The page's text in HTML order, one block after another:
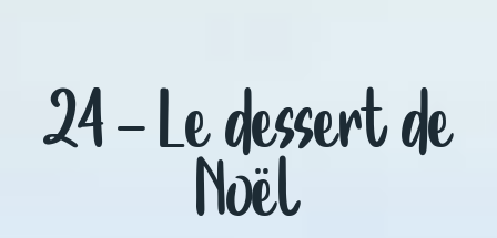
24 – Le dessert de
Noël